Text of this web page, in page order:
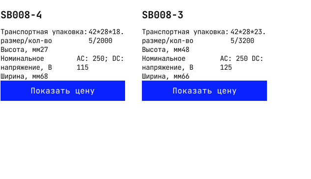
SB008-4
Транспортная упаковка:
размер/кол-во
42*28*18.
5/2000
Высота, мм27
Номинальное
напряжение, В
AC: 250; DC:
115
Ширина, мм68
Показать цену
SB008-3
Транспортная упаковка:
размер/кол-во
42*28*23.
5/3200
Высота, мм48
Номинальное
напряжение, В
АС: 250 DC:
125
Ширина, мм66
Показать цену